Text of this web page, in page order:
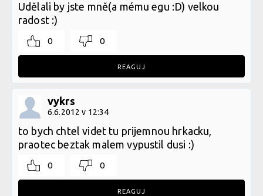
Udělali by jste mně(a mému egu :D) velkou
radost :)
0 0
REAGUJ
vykrs
6.6.2012 v 12:34
to bych chtel videt tu prijemnou hrkacku,
praotec beztak malem vypustil dusi :)
0 0
REAGUJ